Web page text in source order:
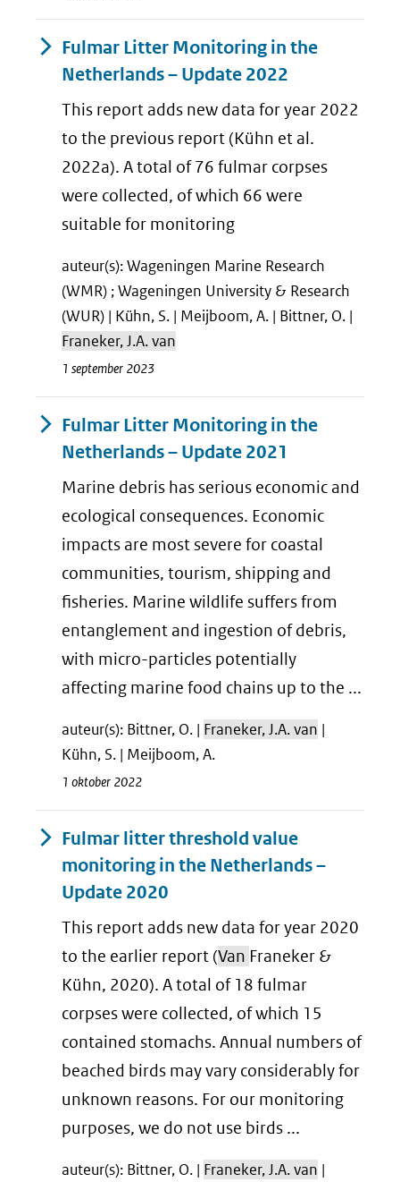
Fulmar Litter Monitoring in the
Netherlands – Update 2022
This report adds new data for year 2022
to the previous report (Kühn et al.
2022a). A total of 76 fulmar corpses
were collected, of which 66 were
suitable for monitoring
auteur(s): Wageningen Marine Research
(WMR) ; Wageningen University & Research
(WUR) | Kühn, S. | Meijboom, A. | Bittner, O. |
Franeker, J.A. van
1 september 2023
Fulmar Litter Monitoring in the
Netherlands – Update 2021
Marine debris has serious economic and
ecological consequences. Economic
impacts are most severe for coastal
communities, tourism, shipping and
fisheries. Marine wildlife suffers from
entanglement and ingestion of debris,
with micro-particles potentially
affecting marine food chains up to the ...
auteur(s): Bittner, O. | Franeker, J.A. van |
Kühn, S. | Meijboom, A.
1 oktober 2022
Fulmar litter threshold value
monitoring in the Netherlands –
Update 2020
This report adds new data for year 2020
to the earlier report (Van Franeker &
Kühn, 2020). A total of 18 fulmar
corpses were collected, of which 15
contained stomachs. Annual numbers of
beached birds may vary considerably for
unknown reasons. For our monitoring
purposes, we do not use birds ...
auteur(s): Bittner, O. | Franeker, J.A. van |